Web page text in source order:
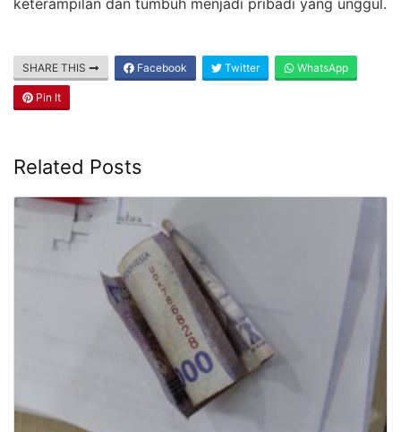
SHARE THIS Facebook Twitter WhatsApp
Pin It
Related Posts